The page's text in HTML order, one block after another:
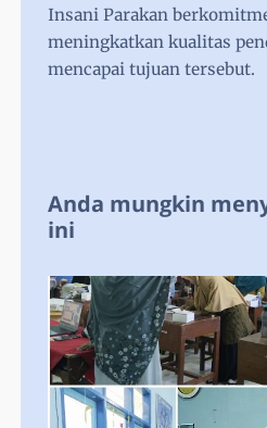
Insani Parakan
meningkatkan kualitas
mencapai tujuan tersebut.
Anda mungkin
ini